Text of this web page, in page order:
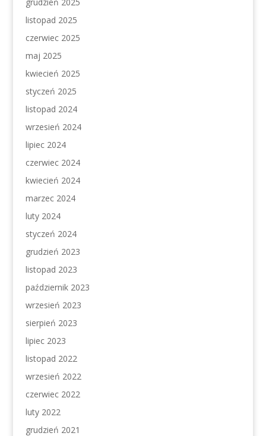
listopad 2025
czerwiec 2025
maj 2025
kwiecień 2025
styczeń 2025
listopad 2024
wrzesień 2024
lipiec 2024
czerwiec 2024
kwiecień 2024
marzec 2024
luty 2024
styczeń 2024
grudzień 2023
listopad 2023
październik 2023
wrzesień 2023
sierpień 2023
lipiec 2023
listopad 2022
wrzesień 2022
czerwiec 2022
luty 2022
grudzień 2021